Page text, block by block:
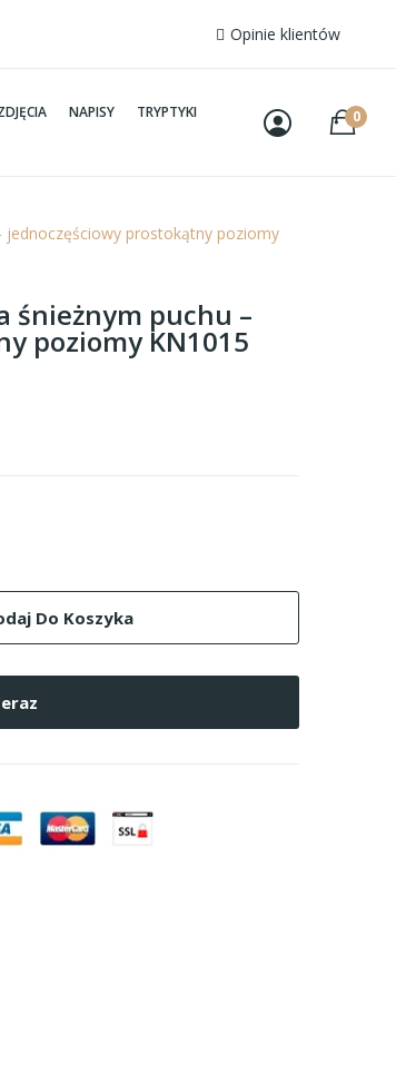
Opinie klientów
NAPISY
TRYPTYKI
0
jednoczęściowy prostokątny poziomy
śnieżnym puchu –
poziomy KN1015
Do Koszyka